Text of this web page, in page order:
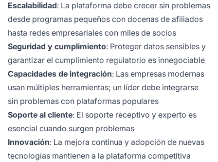
Escalabilidad: La plataforma debe crecer sin problemas
desde programas pequeños con docenas de afiliados
hasta redes empresariales con miles de socios
Seguridad y cumplimiento: Proteger datos sensibles y
garantizar el cumplimiento regulatorio es innegociable
Capacidades de integración: Las empresas modernas
usan múltiples herramientas; un líder debe integrarse
sin problemas con plataformas populares
Soporte al cliente: El soporte receptivo y experto es
esencial cuando surgen problemas
Innovación: La mejora continua y adopción de nuevas
tecnologías mantienen a la plataforma competitiva